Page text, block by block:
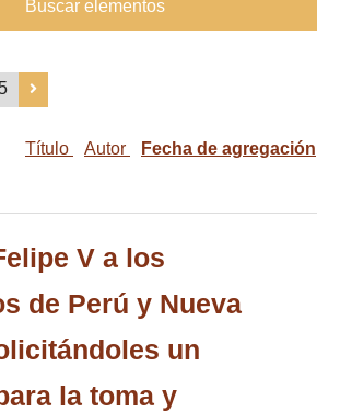
Buscar elementos
Título Autor Fecha de agregación
V a los
de Perú y Nueva
un
la toma y